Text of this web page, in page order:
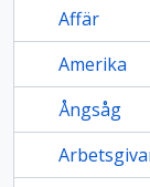
Affär
Amerika
Ångsåg